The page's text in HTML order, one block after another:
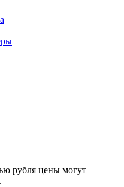
рубля цены могут